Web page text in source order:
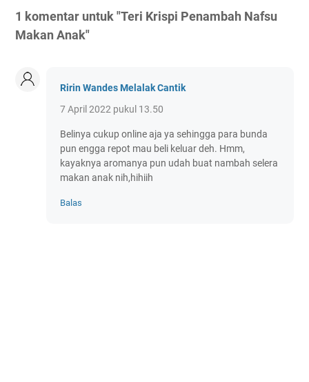
1 komentar untuk "Teri Krispi Penambah Nafsu
Makan Anak"
Ririn Wandes Melalak Cantik
7 April 2022 pukul 13.50
Belinya cukup online aja ya sehingga para bunda
pun engga repot mau beli keluar deh. Hmm,
kayaknya aromanya pun udah buat nambah selera
makan anak nih,hihiih
Balas